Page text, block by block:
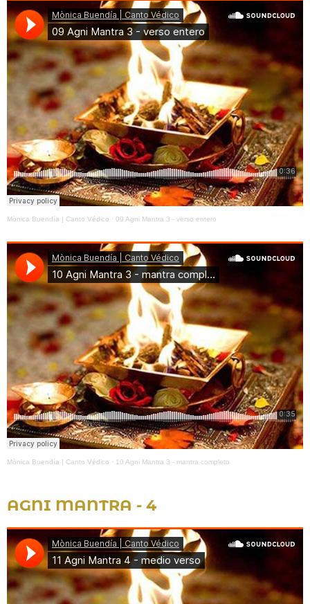
Mònica Buendía | Canto Védico · 09 Agni Mantra 3 - verso entero
Mònica Buendía | Canto Védico · 10 Agni Mantra 3 - mantra completo
AGNI MANTRA - 4